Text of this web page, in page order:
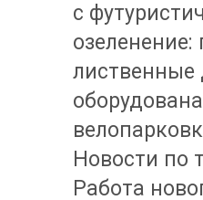
с
лиственные
Новости по
Работа